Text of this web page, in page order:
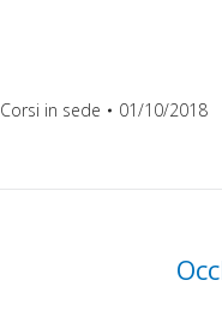
Corsi in sede 01/10/2018
Prossimo